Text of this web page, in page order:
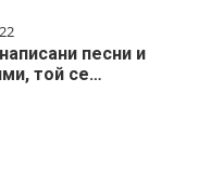
песни и
той се…